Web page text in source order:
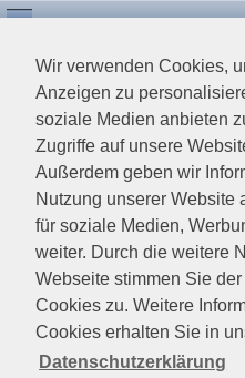
Wir verwenden Cookies,
Anzeigen zu
soziale Medien anbieten
Zugriffe auf unsere
Außerdem geben wir
Nutzung unserer Website
für soziale Medien,
weiter. Durch die weitere
Webseite stimmen Sie
Cookies zu. Weitere
Cookies erhalten Sie in
Datenschutzerklärung